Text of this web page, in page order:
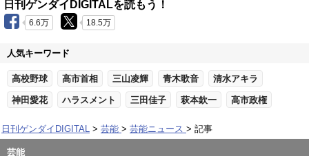
日刊ゲンダイDIGITALを読もう！
6.6万 18.5万
人気キーワード
高校野球 高市首相 三山凌輝 青木歌音 清水アキラ
神田愛花 ハラスメント 三田佳子 萩本欽一 高市政権
日刊ゲンダイDIGITAL 芸能 芸能ニュース 記事
芸能